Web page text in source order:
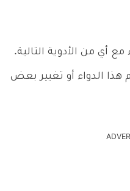
أي من الأدوية التالية.
هذا الدواء أو تغيير بعض